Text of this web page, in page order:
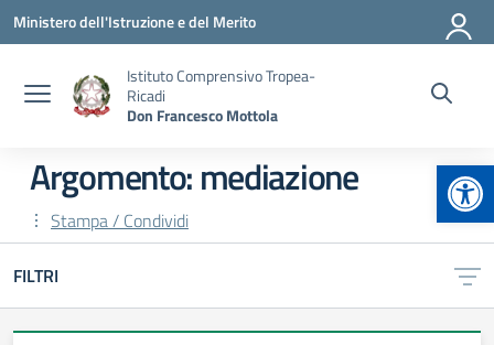
Vai ai contenuti
Vai al menu di navigazione
Vai al footer
Ministero dell'Istruzione e del Merito
Istituto Comprensivo Tropea-
Ricadi
Don Francesco Mottola
Argomento: mediazione
Stampa / Condividi
FILTRI